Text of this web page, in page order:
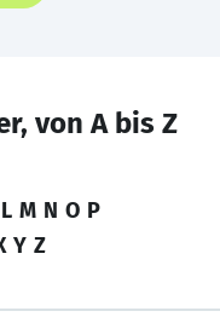
von A bis Z
L M N O P
Y Z